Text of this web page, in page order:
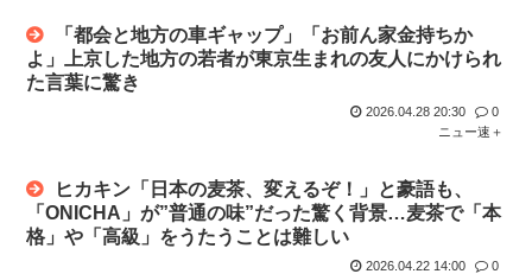
「都会と地方の車ギャップ」「お前ん家金持ちか
よ」上京した地方の若者が東京生まれの友人にかけられ
た言葉に驚き
2026.04.28 20:30
0
ニュー速＋
ヒカキン「日本の麦茶、変えるぞ！」と豪語も、
「ONICHA」が”普通の味”だった驚く背景…麦茶で「本
格」や「高級」をうたうことは難しい
2026.04.22 14:00
0